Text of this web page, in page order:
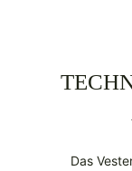
Das